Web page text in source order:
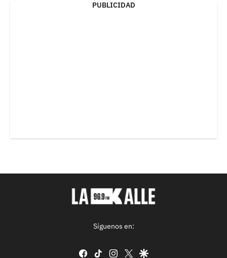
PUBLICIDAD
Síguenos en:
facebook
tiktok instagram
twittergoogle